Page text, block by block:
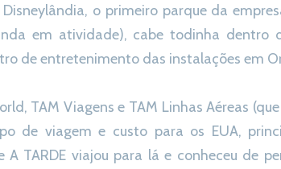
o primeiro parque da
em atividade), cabe todinha dentro
de entretenimento das instalações em
TAM Viagens e TAM Linhas Aéreas
de viagem e custo para os EUA,
TARDE viajou para lá e conheceu de